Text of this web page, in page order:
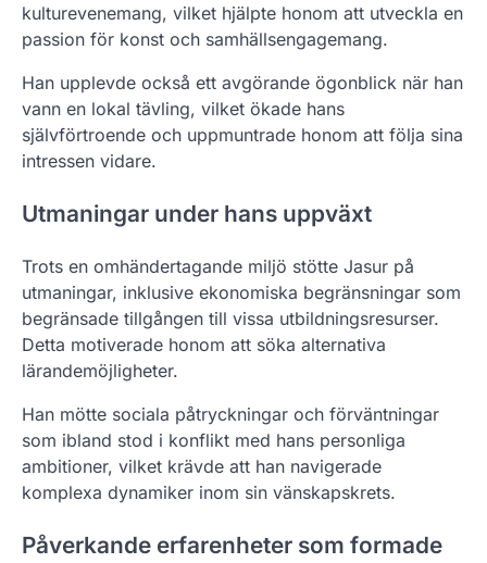
kulturevenemang, vilket hjälpte honom att utveckla en
passion för konst och samhällsengagemang.
Han upplevde också ett avgörande ögonblick när han
vann en lokal tävling, vilket ökade hans
självförtroende och uppmuntrade honom att följa sina
intressen vidare.
Utmaningar under hans uppväxt
Trots en omhändertagande miljö stötte Jasur på
utmaningar, inklusive ekonomiska begränsningar som
begränsade tillgången till vissa utbildningsresurser.
Detta motiverade honom att söka alternativa
lärandemöjligheter.
Han mötte sociala påtryckningar och förväntningar
som ibland stod i konflikt med hans personliga
ambitioner, vilket krävde att han navigerade
komplexa dynamiker inom sin vänskapskrets.
Påverkande erfarenheter som formade